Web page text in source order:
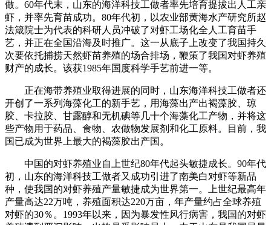
做。60年代末，山东的海洋科技工做者率先培育提拔出人工亲
虾，并率先育苗成功。80年代初，以农业部黄海水产研究所赵
法箴院士为代表的科研人员冲破了对虾工场化全人工育苗手
艺，并正在全国沿海及时推广。这一从底子上改变了我国持久
次要依托捕捞天然虾苗养殖的场合排场，鞭策了我国对虾养殖
财产的成长。该获1985年国度科学手艺前进一等。
正在海带养殖业取得进展的同时，山东海洋科技工做者还
开创了一系列海藻化工的新手艺，用海藻出产出褐藻胶、琼
胶、卡拉胶、甘露醇和无机碘等几十个海藻化工产物，并将这
些产物用于药品、食物、农做物发展剂和化工原料。目前，我
国已成为世界上最大的褐藻胶出产国。
中国的对虾养殖业自上世纪80年代起头敏捷成长。90年代
初，山东的海洋科技工做者又成功引进了南美白对虾等新品
种，使我国的对虾养殖产量敏捷成为世界第一。上世纪最高年
产量高达22万吨，养殖面积达220万亩，年产量约占全球养殖
对虾的30％。1993年以来，因为暴发性风行病害，我国的对虾